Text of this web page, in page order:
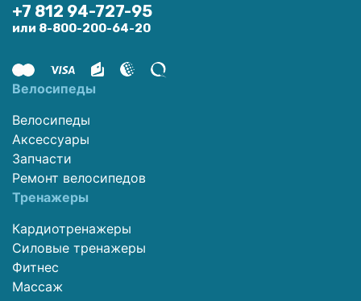
+7 812 94-727-95
или 8-800-200-64-20
Велосипеды
Велосипеды
Аксессуары
Запчасти
Ремонт велосипедов
Тренажеры
Кардиотренажеры
Силовые тренажеры
Фитнес
Массаж